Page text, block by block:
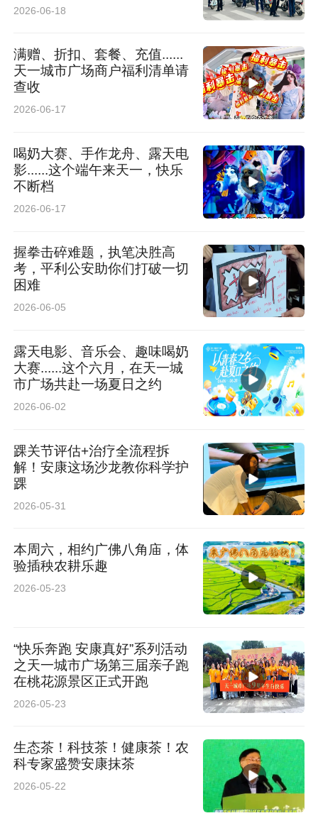
2026-06-18
满赠、折扣、套餐、充值......
天一城市广场商户福利清单请
查收
2026-06-17
喝奶大赛、手作龙舟、露天电
影......这个端午来天一，快乐
不断档
2026-06-17
握拳击碎难题，执笔决胜高
考，平利公安助你们打破一切
困难
2026-06-05
露天电影、音乐会、趣味喝奶
大赛......这个六月，在天一城
市广场共赴一场夏日之约
2026-06-02
踝关节评估+治疗全流程拆
解！安康这场沙龙教你科学护
踝
2026-05-31
本周六，相约广佛八角庙，体
验插秧农耕乐趣
2026-05-23
“快乐奔跑 安康真好”系列活动
之天一城市广场第三届亲子跑
在桃花源景区正式开跑
2026-05-23
生态茶！科技茶！健康茶！农
科专家盛赞安康抹茶
2026-05-22